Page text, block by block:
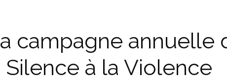
Canada
campagne annuelle
à la Violence